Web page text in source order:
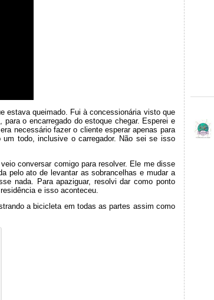
estava queimado. Fui à concessionária visto que
o encarregado do estoque chegar. Esperei e
necessário fazer o cliente esperar apenas para
todo, inclusive o carregador. Não sei se isso
conversar comigo para resolver. Ele me disse
pelo ato de levantar as sobrancelhas e mudar a
nada. Para apaziguar, resolvi dar como ponto
e isso aconteceu.
a bicicleta em todas as partes assim como